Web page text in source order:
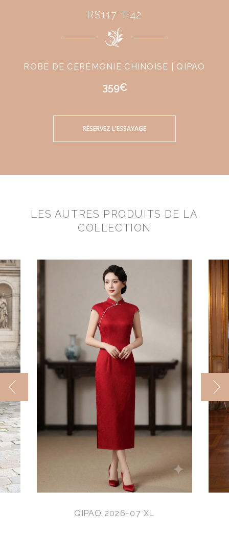
RS117 T:42
ROBE DE CÉRÉMONIE CHINOISE | QIPAO
359€
RÉSERVEZ L'ESSAYAGE
LES AUTRES PRODUITS DE LA
COLLECTION
QIPAO 2026-07 XL